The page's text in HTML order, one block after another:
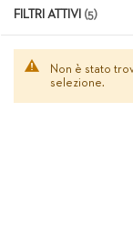
Non è stato
selezione.
FILTRI ATTIVI